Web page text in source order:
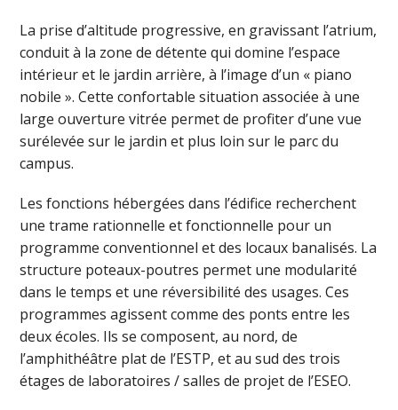
La prise d’altitude progressive, en gravissant l’atrium,
conduit à la zone de détente qui domine l’espace
intérieur et le jardin arrière, à l’image d’un « piano
nobile ». Cette confortable situation associée à une
large ouverture vitrée permet de profiter d’une vue
surélevée sur le jardin et plus loin sur le parc du
campus.
Les fonctions hébergées dans l’édifice recherchent
une trame rationnelle et fonctionnelle pour un
programme conventionnel et des locaux banalisés. La
structure poteaux-poutres permet une modularité
dans le temps et une réversibilité des usages. Ces
programmes agissent comme des ponts entre les
deux écoles. Ils se composent, au nord, de
l’amphithéâtre plat de l’ESTP, et au sud des trois
étages de laboratoires / salles de projet de l’ESEO.